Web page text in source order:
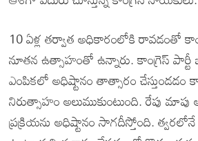
10 ఏళ్ల తర్వాత అధికారంలోకి రావడంతో
నూతన ఉత్సాహంతో ఉన్నారు. కాంగ్రెస్ పార్టీ
ఎంపికలో అధిష్టానం తాత్సారం చేస్తుండడం
నిరుత్సాహం అలుముకుంటుంది. రేపు
ప్రక్రియను అధిష్టానం సాగదీస్తోంది. త్వరలోనే